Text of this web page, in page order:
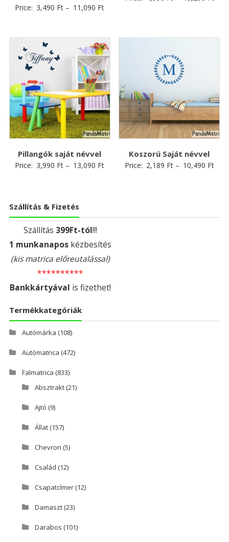
Price: 3,490 Ft – 11,090 Ft
Pillangók saját névvel
Price: 3,990 Ft – 13,090 Ft
Koszorú Saját névvel
Price: 2,189 Ft– 10,490 Ft
Szállítás & Fizetés
Szállítás 399Ft-tól!!!
1 munkanaposkézbesítés
(kis matrica előreutalással)
**********
Bankkártyával is fizethet!
Termékkategóriák
Autómárka (108)
Autómatrica (472)
Falmatrica (833)
Absztrakt(21)
Ajtó (9)
Állat(157)
Chevron (5)
Család (12)
Csapatcímer(12)
Damaszt(23)
Darabos (101)